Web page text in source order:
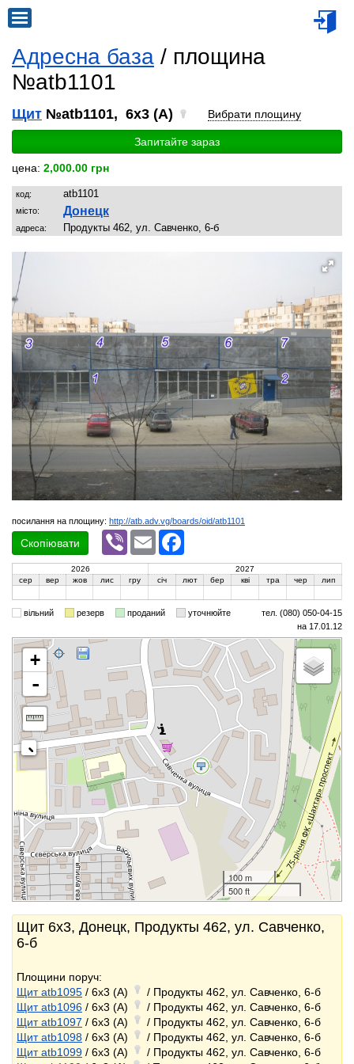
Адресна база / площина
№atb1101
Щит №atb1101, 6x3 (A) Вибрати площину
Запитайте зараз
цена: 2,000.00 грн
код: atb1101
місто: Донецк
адреса: Продукты 462, ул. Савченко, 6-б
посилання на площину: http://atb.adv.vg/boards/oid/atb1101
Скопіювати
Viber Email
2026
2027
сер
вер жов лис гру січ лют бер кві тра чер лип
вільний резерв проданий уточнюйте
тел. (080) 050-04-15
на 17.01.12
+
-
100 m
500 ft
Щит 6x3, Донецк, Продукты 462, ул. Савченко,
6-б
Площини поруч:
Щит atb1095 / 6x3 (A)
/ Продукты 462, ул. Савченко, 6-б
Щит atb1096 / 6x3 (A)
/ Продукты 462, ул. Савченко, 6-б
Щит atb1097 / 6x3 (A)
/ Продукты 462, ул. Савченко, 6-б
Щит atb1098 / 6x3 (A)
/ Продукты 462, ул. Савченко, 6-б
Щит atb1099 / 6x3 (A)
/ Продукты 462, ул. Савченко, 6-б